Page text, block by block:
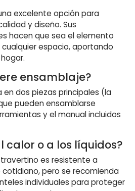
excelente opción para
y diseño. Sus
hacen que sea el elemento
espacio, aportando
ensamblaje?
en dos piezas principales (la
pueden ensamblarse
y el manual incluidos
calor o a los líquidos?
es resistente a
pero se recomienda
individuales para proteger